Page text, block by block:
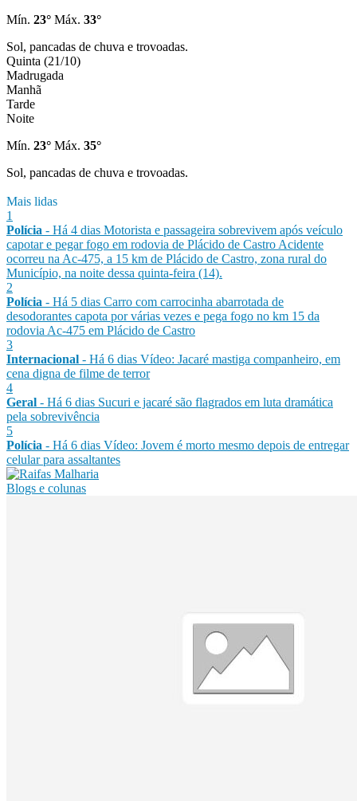
Mín. 23° Máx. 33°
Sol, pancadas de chuva e trovoadas.
Quinta (21/10)
Madrugada
Manhã
Tarde
Noite
Mín. 23° Máx. 35°
Sol, pancadas de chuva e trovoadas.
Mais lidas
1
Polícia - Há 4 dias Motorista e passageira sobrevivem após veículo
capotar e pegar fogo em rodovia de Plácido de Castro Acidente
ocorreu na Ac-475, a 15 km de Plácido de Castro, zona rural do
Município, na noite dessa quinta-feira (14).
2
Polícia - Há 5 dias Carro com carrocinha abarrotada de
desodorantes capota por várias vezes e pega fogo no km 15 da
rodovia Ac-475 em Plácido de Castro
3
Internacional - Há 6 dias Vídeo: Jacaré mastiga companheiro, em
cena digna de filme de terror
4
Geral - Há 6 dias Sucuri e jacaré são flagrados em luta dramática
pela sobrevivência
5
Polícia - Há 6 dias Vídeo: Jovem é morto mesmo depois de entregar
celular para assaltantes
Blogs e colunas